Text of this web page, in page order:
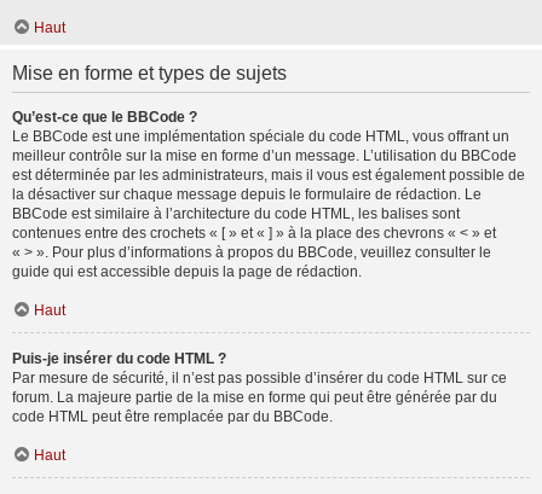
Haut
Mise en forme et types de sujets
Qu’est-ce que le BBCode ?
Le BBCode est une implémentation spéciale du code HTML, vous offrant un
meilleur contrôle sur la mise en forme d’un message. L’utilisation du BBCode
est déterminée par les administrateurs, mais il vous est également possible de
la désactiver sur chaque message depuis le formulaire de rédaction. Le
BBCode est similaire à l’architecture du code HTML, les balises sont
contenues entre des crochets « [ » et « ] » à la place des chevrons « < » et
« > ». Pour plus d’informations à propos du BBCode, veuillez consulter le
guide qui est accessible depuis la page de rédaction.
Haut
Puis-je insérer du code HTML ?
Par mesure de sécurité, il n’est pas possible d’insérer du code HTML sur ce
forum. La majeure partie de la mise en forme qui peut être générée par du
code HTML peut être remplacée par du BBCode.
Haut